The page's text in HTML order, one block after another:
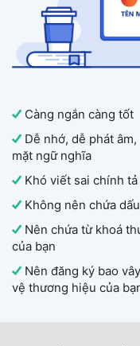
Càng ngắn càng tốt
Dễ nhớ, dễ phát
mặt ngữ nghĩa
Khó viết sai chính
Không nên chứa
Nên chứa từ khoá
của bạn
Nên đăng ký bao
vệ thương hiệu của